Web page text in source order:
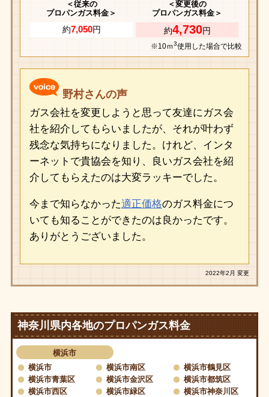
＜従来の
プロパンガス料金＞
＜変更後の
プロパンガス料金＞
約7,050円 約4,730円
※10ｍ3使用した場合で比較
野村さんの声
ガス会社を変更しようと思って友達にガス会
社を紹介してもらいましたが、それが叶わず
残念な気持ちになりました。けれど、インタ
ーネットで貴協会を知り、良いガス会社を紹
介してもらえたのは大変ラッキーでした。
今まで知らなかった適正価格のガス料金につ
いても知ることができたのは良かったです。
ありがとうございました。
2022年2月 変更
神奈川県内各地のプロパンガス料金
横浜市
横浜市
横浜市南区
横浜市鶴見区
横浜市青葉区
横浜市金沢区
横浜市都筑区
横浜市西区
横浜市緑区
横浜市神奈川区